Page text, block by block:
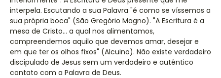
interpela. Escutando a sua Palavra "é como se víssemos a
sua própria boca" (São Gregório Magno). "A Escritura é a
mesa de Cristo… a qual nos alimentamos,
compreendemos aquilo que devemos amar, desejar e
em que ter os olhos fixos" (Alcuino). Não existe verdadeiro
discipulado de Jesus sem um verdadeiro e autêntico
contato com a Palavra de Deus.